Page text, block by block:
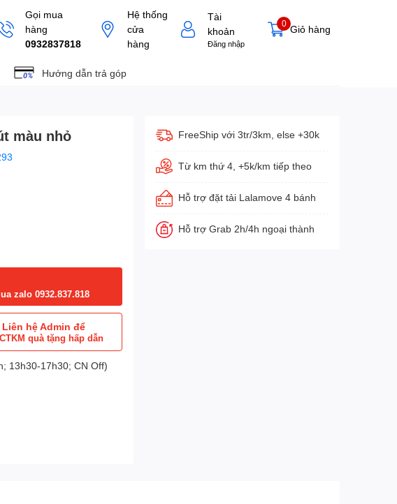
Gọi mua
hàng
0932837818
Hệ thống
cửa
hàng
Tài
khoản
Đăng nhập
Giỏ hàng
0
Hướng dẫn trả góp
màu nhỏ
zalo 0932.837.818
Liên hệ Admin để
quà tặng hấp dẫn
13h30-17h30; CN Off)
FreeShip với 3tr/3km, else +30k
Từ km thứ 4, +5k/km tiếp theo
Hỗ trợ đặt tải Lalamove 4 bánh
Hỗ trợ Grab 2h/4h ngoại thành